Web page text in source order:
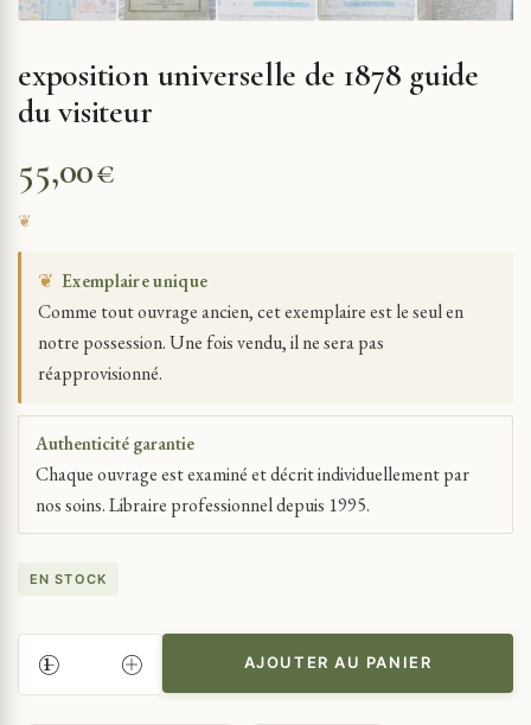
exposition universelle de 1878 guide
du visiteur
55,00€
❦ Exemplaire unique
Comme tout ouvrage ancien, cet exemplaire est le seul en
notre possession. Une fois vendu, il ne sera pas
réapprovisionné.
Authenticité garantie
Chaque ouvrage est examiné et décrit individuellement par
nos soins. Libraire professionnel depuis 1995.
EN STOCK
QUANTITÉ
DE
AJOUTER AU PANIER